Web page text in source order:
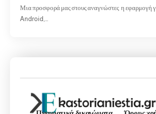
Μια προσφορά μας στους αναγνώστες η εφαρμογή
Android,…